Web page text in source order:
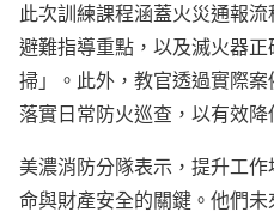
此次訓練課程涵蓋火災通報
避難指導重點，以及滅火器
掃」。此外，教官透過實際
落實日常防火巡查，以有效降
美濃消防分隊表示，提升工
命與財產安全的關鍵。他們